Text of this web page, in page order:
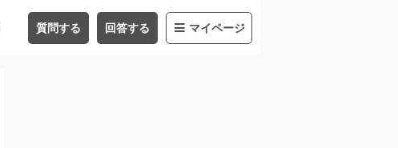
質問する 回答する マイページ